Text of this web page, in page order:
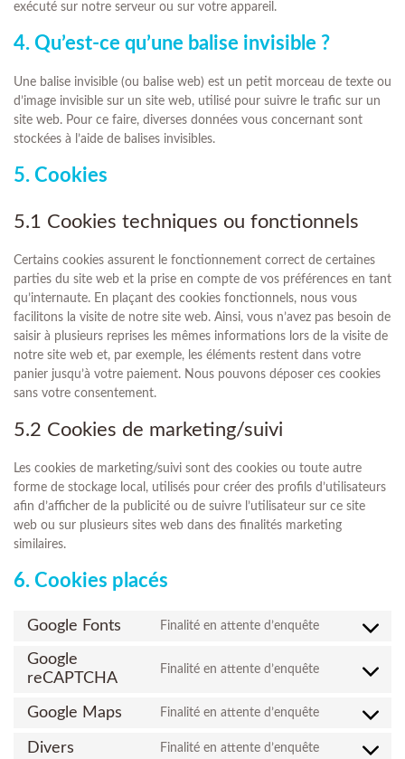
exécuté sur notre serveur ou sur votre appareil.
4. Qu’est-ce qu’une balise invisible ?
Une balise invisible (ou balise web) est un petit morceau de texte ou
d’image invisible sur un site web, utilisé pour suivre le trafic sur un
site web. Pour ce faire, diverses données vous concernant sont
stockées à l’aide de balises invisibles.
5. Cookies
5.1 Cookies techniques ou fonctionnels
Certains cookies assurent le fonctionnement correct de certaines
parties du site web et la prise en compte de vos préférences en tant
qu’internaute. En plaçant des cookies fonctionnels, nous vous
facilitons la visite de notre site web. Ainsi, vous n’avez pas besoin de
saisir à plusieurs reprises les mêmes informations lors de la visite de
notre site web et, par exemple, les éléments restent dans votre
panier jusqu’à votre paiement. Nous pouvons déposer ces cookies
sans votre consentement.
5.2 Cookies de marketing/suivi
Les cookies de marketing/suivi sont des cookies ou toute autre
forme de stockage local, utilisés pour créer des profils d’utilisateurs
afin d’afficher de la publicité ou de suivre l’utilisateur sur ce site
web ou sur plusieurs sites web dans des finalités marketing
similaires.
6. Cookies placés
Google Fonts Finalité en attente d’enquête
Google
reCAPTCHA
Finalité en attente d’enquête
Google Maps Finalité en attente d’enquête
Divers Finalité en attente d’enquête